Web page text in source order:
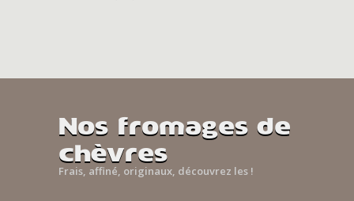
Nos fromages de
chèvres
Frais, affiné, originaux, découvrez les !